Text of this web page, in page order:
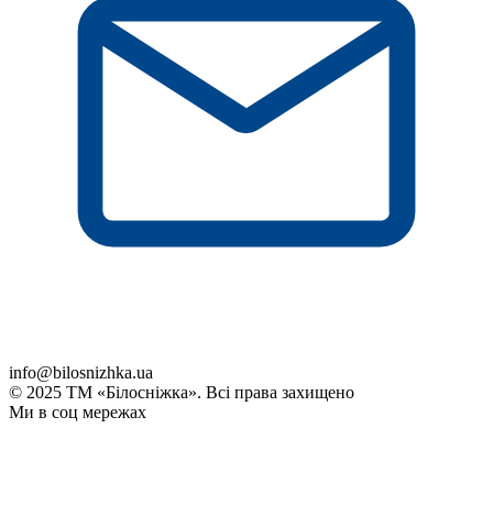
info@bilosnizhka.ua
© 2025 ТМ «Білосніжка». Всі права захищено
Ми в соц мережах